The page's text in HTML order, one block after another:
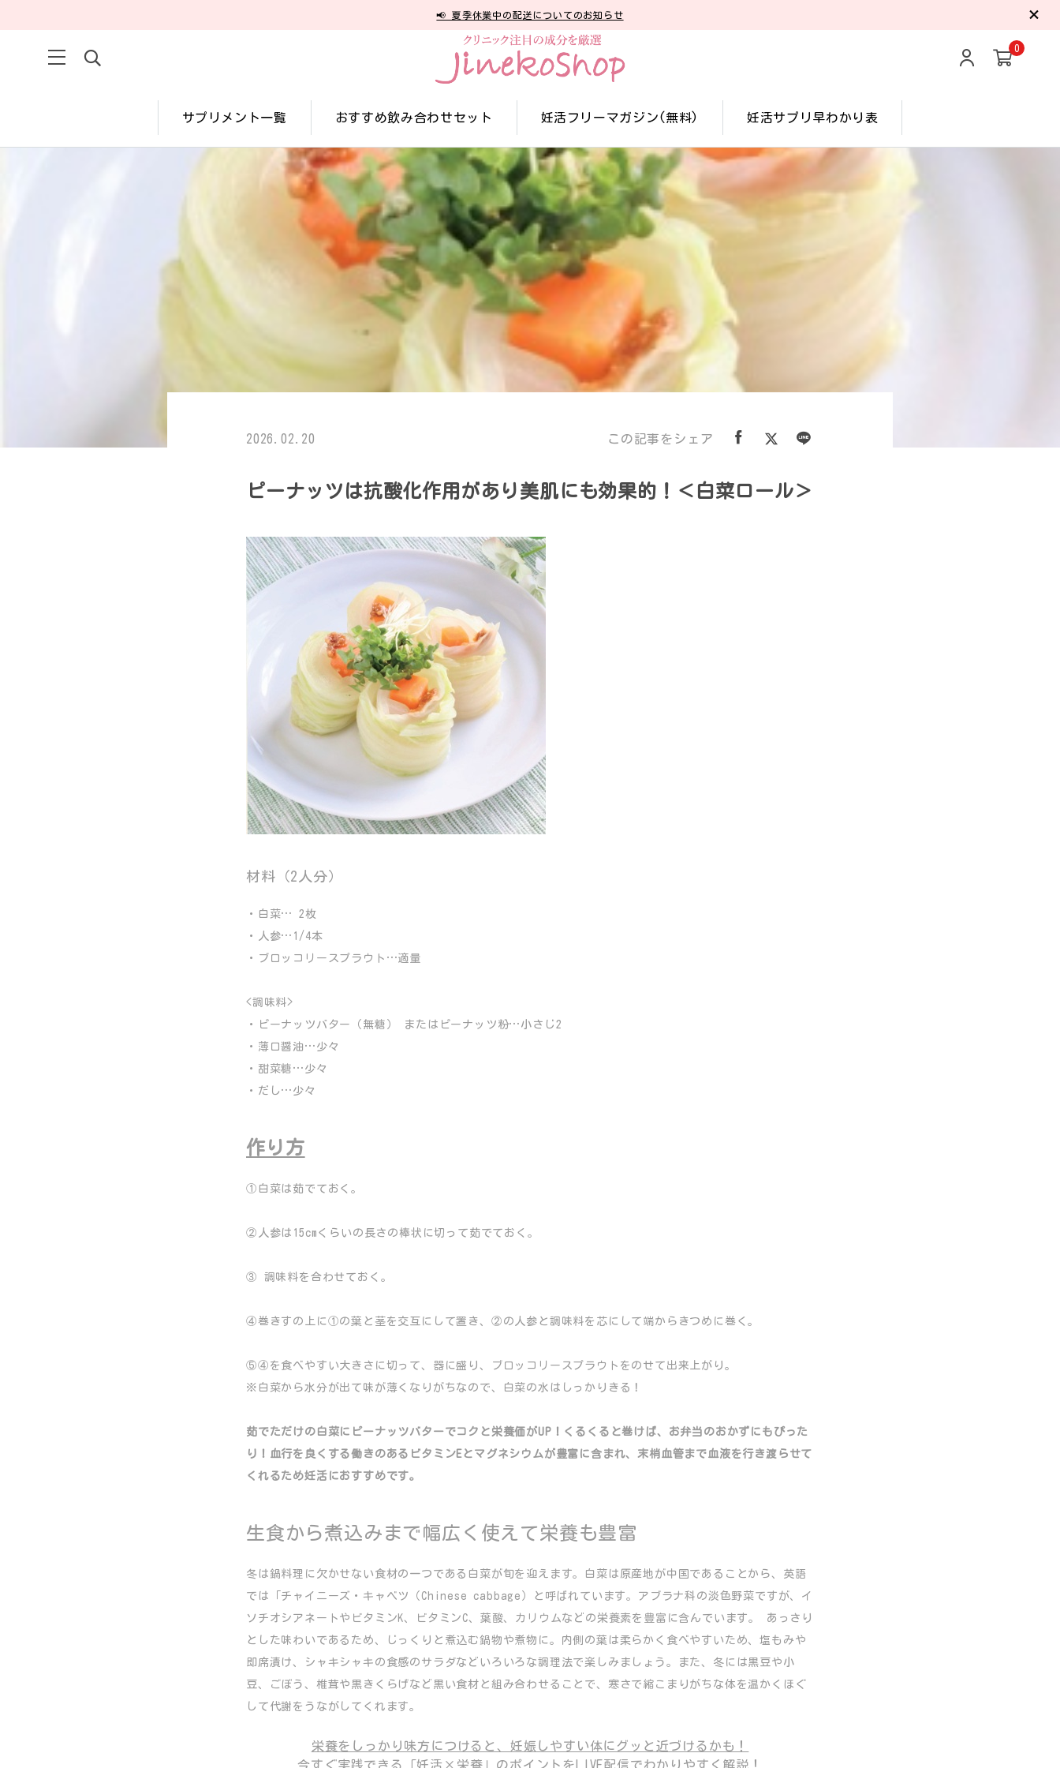
📢 夏季休業中の配送についてのお知らせ
0
サプリメント一覧 おすすめ飲み合わせセット 妊活フリーマガジン(無料) 妊活サプリ早わかり表
2026.02.20 この記事をシェア
ピーナッツは抗酸化作用があり美肌にも効果的！＜白菜ロール＞
材料（2人分）
・白菜… 2枚
・人参…1/4本
・ブロッコリースプラウト…適量
<調味料>
・ピーナッツバター（無糖） またはピーナッツ粉…小さじ2
・薄口醤油…少々
・甜菜糖…少々
・だし…少々
作り方
①白菜は茹でておく。
②人参は15cmくらいの長さの棒状に切って茹でておく。
③ 調味料を合わせておく。
④巻きすの上に①の葉と茎を交互にして置き、②の人参と調味料を芯にして端からきつめに巻く。
⑤④を食べやすい大きさに切って、器に盛り、ブロッコリースプラウトをのせて出来上がり。
※白菜から水分が出て味が薄くなりがちなので、白菜の水はしっかりきる！
茹でただけの白菜にピーナッツバターでコクと栄養価がUP！くるくると巻けば、お弁当のおかずにもぴった
り！血行を良くする働きのあるビタミンEとマグネシウムが豊富に含まれ、末梢血管まで血液を行き渡らせて
くれるため妊活におすすめです。
生食から煮込みまで幅広く使えて栄養も豊富
冬は鍋料理に欠かせない食材の一つである白菜が旬を迎えます。白菜は原産地が中国であることから、英語
では「チャイニーズ・キャベツ（Chinese cabbage）と呼ばれています。アブラナ科の淡色野菜ですが、イ
ソチオシアネートやビタミンK、ビタミンC、葉酸、カリウムなどの栄養素を豊富に含んでいます。 あっさり
とした味わいであるため、じっくりと煮込む鍋物や煮物に。内側の葉は柔らかく食べやすいため、塩もみや
即席漬け、シャキシャキの食感のサラダなどいろいろな調理法で楽しみましょう。また、冬には黒豆や小
豆、ごぼう、椎茸や黒きくらげなど黒い食材と組み合わせることで、寒さで縮こまりがちな体を温かくほぐ
して代謝をうながしてくれます。
栄養をしっかり味方につけると、妊娠しやすい体にグッと近づけるかも！
今すぐ実践できる「妊活×栄養」のポイントをLIVE配信でわかりやすく解説！